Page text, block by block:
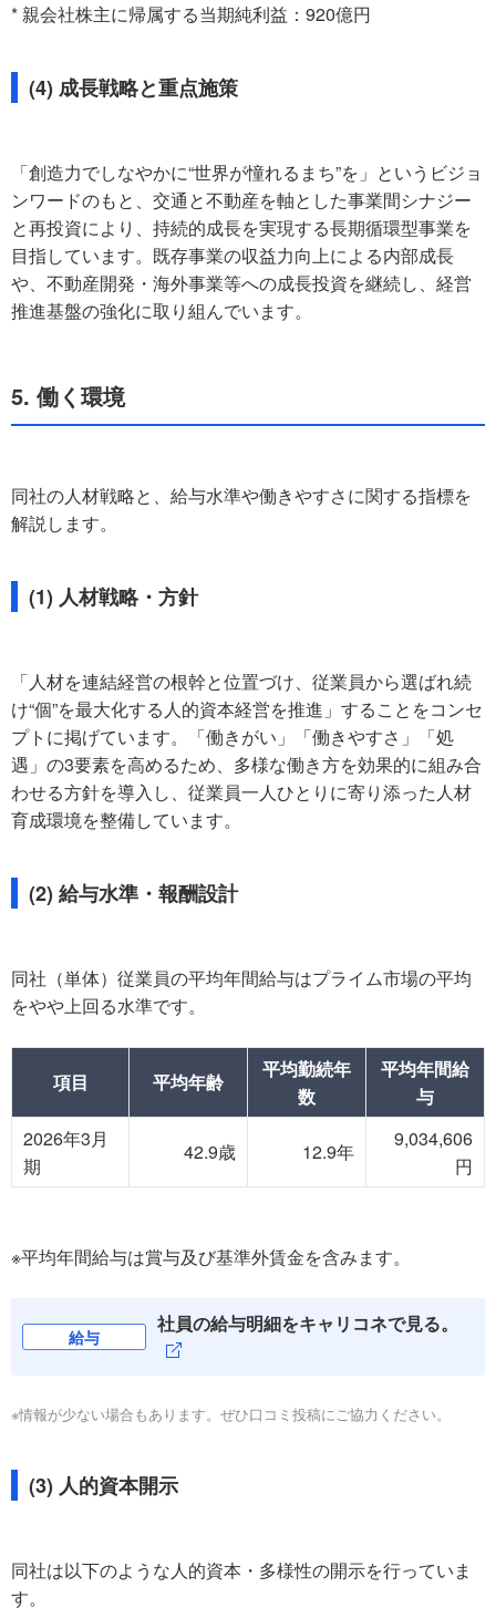
* 親会社株主に帰属する当期純利益：920億円
(4) 成長戦略と重点施策
「創造力でしなやかに“世界が憧れるまち”を」というビジョ
ンワードのもと、交通と不動産を軸とした事業間シナジー
と再投資により、持続的成長を実現する長期循環型事業を
目指しています。既存事業の収益力向上による内部成長
や、不動産開発・海外事業等への成長投資を継続し、経営
推進基盤の強化に取り組んでいます。
5. 働く環境
同社の人材戦略と、給与水準や働きやすさに関する指標を
解説します。
(1) 人材戦略・方針
「人材を連結経営の根幹と位置づけ、従業員から選ばれ続
け“個”を最大化する人的資本経営を推進」することをコンセ
プトに掲げています。「働きがい」「働きやすさ」「処
遇」の3要素を高めるため、多様な働き方を効果的に組み合
わせる方針を導入し、従業員一人ひとりに寄り添った人材
育成環境を整備しています。
(2) 給与水準・報酬設計
同社（単体）従業員の平均年間給与はプライム市場の平均
をやや上回る水準です。
項目 平均年齢
平均勤続年
数
平均年間給
与
2026年3月
期
42.9歳 12.9年
9,034,606
円
※平均年間給与は賞与及び基準外賃金を含みます。
給与
社員の給与明細をキャリコネで見る。
※情報が少ない場合もあります。ぜひ口コミ投稿にご協力ください。
(3) 人的資本開示
同社は以下のような人的資本・多様性の開示を行っていま
す。